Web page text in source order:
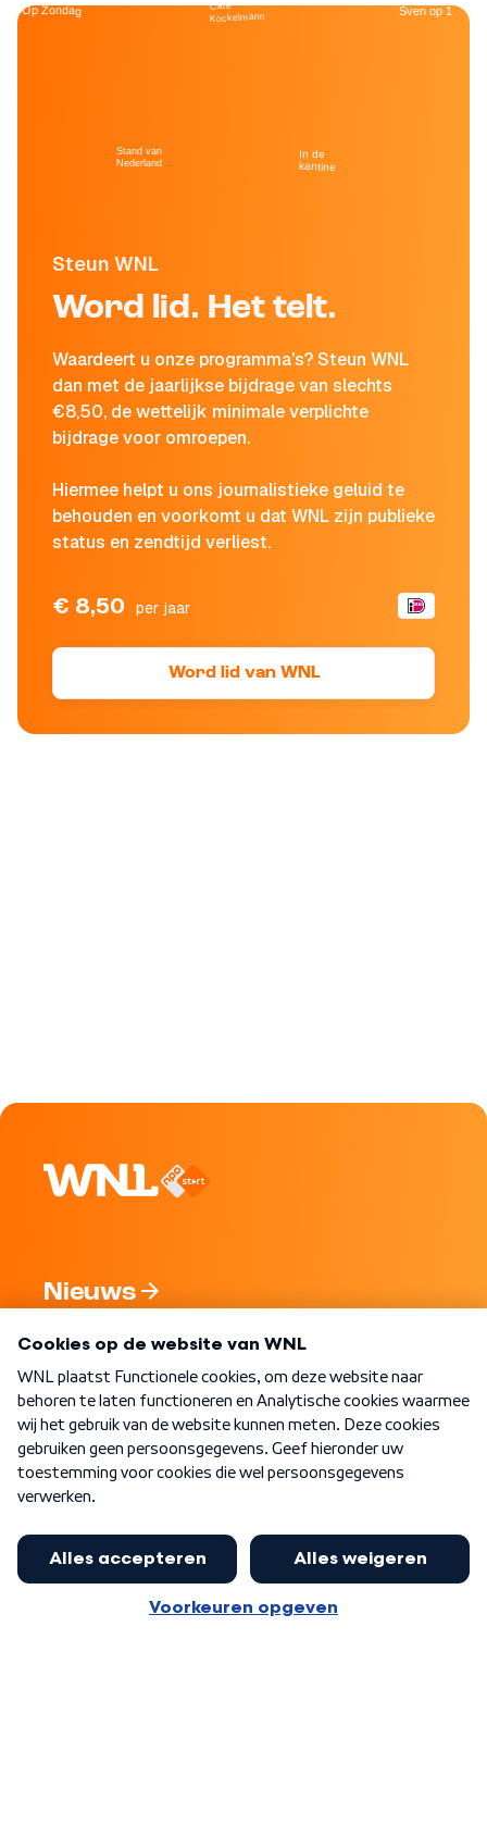
Steun WNL
Word lid. Het telt.
Waardeert u onze programma's? Steun WNL
dan met de jaarlijkse bijdrage van slechts
€8,50, de wettelijk minimale verplichte
bijdrage voor omroepen.
Hiermee helpt u ons journalistieke geluid te
behouden en voorkomt u dat WNL zijn publieke
status en zendtijd verliest.
€ 8,50 per jaar
Word lid van WNL
Op Zondag
Stand van
Nederland
Café
Kockelmann
In de
kantine
Sven op 1
Nieuws
Nieuwsbrief
Word Lid